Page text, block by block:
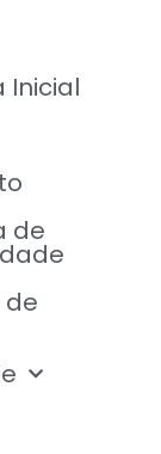
Inicial
de
de